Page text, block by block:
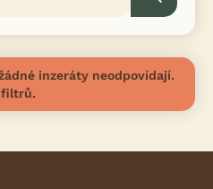
inzeráty neodpovídají.
filtrů.